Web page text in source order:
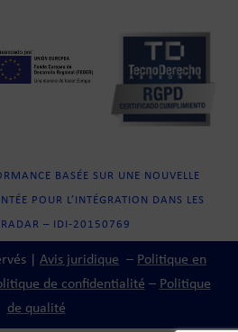
BASÉE SUR UNE NOUVELLE
POUR L’INTÉGRATION DANS LES
RADAR – IDI-20150769
| Avis juridique – Politique en
de confidentialité – Politique
de qualité